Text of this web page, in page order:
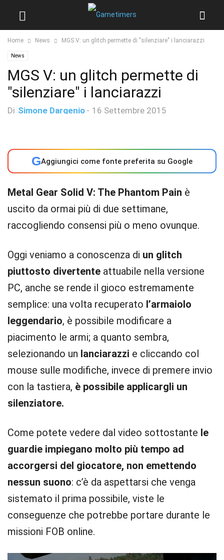
Home News MGS V: un glitch permette di "silenziare" i lanciarazzi
News
MGS V: un glitch permette di
"silenziare" i lanciarazzi
Di Simone Dargenio - 16 Settembre 2015
GAggiungici come fonte preferita su Google
Metal Gear Solid V: The Phantom Pain è
uscito da ormai più di due settimane,
raccogliendo consensi più o meno ovunque.
Oggi veniamo a conoscenza di un glitch
piuttosto divertente attuabile nella versione
PC, anche se rende il gioco estremamente
semplice: una volta recuperato l’armaiolo
leggendario, è possibile modificare a
piacimento le armi; a quanto sembra,
selezionando un lanciarazzi e cliccando col
mouse sulle modifiche, invece di premere invio
con la tastiera, è possibile applicargli un
silenziatore.
Come potete vedere dal video sottostante le
guardie impiegano molto più tempo ad
accorgersi del giocatore, non emettendo
nessun suono: c’è da aspettarsi che venga
sistemato il prima possibile, viste le
conseguenze che potrebbe portare durante le
missioni FOB online.